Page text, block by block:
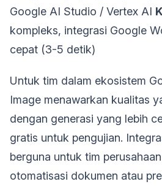
Google AI Studio / Vertex AI
kompleks, integrasi Google
cepat (3-5 detik)
Untuk tim dalam ekosistem
Image menawarkan kualitas
dengan generasi yang lebih
gratis untuk pengujian.
berguna untuk tim
otomatisasi dokumen atau